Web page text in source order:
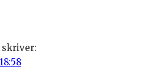
skriver: